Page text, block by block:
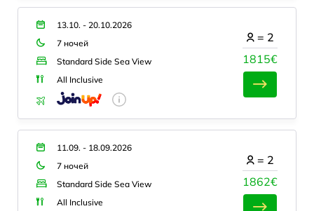
13.10. - 20.10.2026
7 ночей
Standard Side Sea View
All Inclusive
1815€
= 2
11.09. - 18.09.2026
7 ночей
Standard Side Sea View
All Inclusive
1862€
= 2